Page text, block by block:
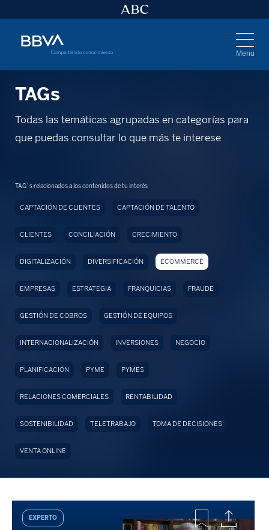
Menu
TAGs
Todas las temáticas agrupadas en categorías para
que puedas consultar lo que más te interese
TAG`s relacionados a los contenidos de tu interés
CAPTACIÓN DE CLIENTES CAPTACIÓN DE TALENTO
CLIENTES CONCILIACIÓN CRECIMIENTO
DIGITALIZACIÓN DIVERSIFICACIÓN ECOMMERCE
EMPRESAS ESTRATEGIA FRANQUICIAS FRAUDE
GESTIÓN DE COBROS GESTIÓN DE EQUIPOS
INTERNACIONALIZACIÓN INVERSIONES NEGOCIO
PLANIFICACIÓN PYME PYMES
RELACIONES COMERCIALES RENTABILIDAD
SOSTENIBILIDAD TELETRABAJO TOMA DE DECISIONES
VENTA ONLINE
EXPERTO